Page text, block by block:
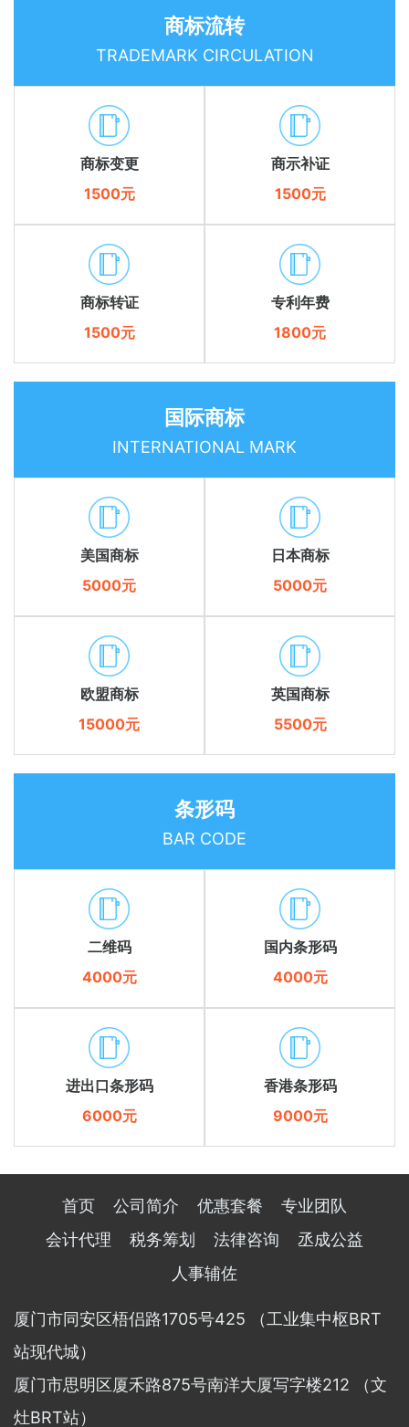
商标流转
TRADEMARK CIRCULATION
商标变更
1500元
商示补证
1500元
商标转证
1500元
专利年费
1800元
国际商标
INTERNATIONAL MARK
美国商标
5000元
日本商标
5000元
欧盟商标
15000元
英国商标
5500元
条形码
BAR CODE
二维码
4000元
国内条形码
4000元
进出口条形码
6000元
香港条形码
9000元
首页 公司简介 优惠套餐
专业团队
会计代理
税务筹划 法律咨询
丞成公益
人事辅佐
厦门市同安区梧侣路1705号425 （工业集中枢BRT
站现代城）
厦门市思明区厦禾路875号南洋大厦写字楼212 （文
灶BRT站）